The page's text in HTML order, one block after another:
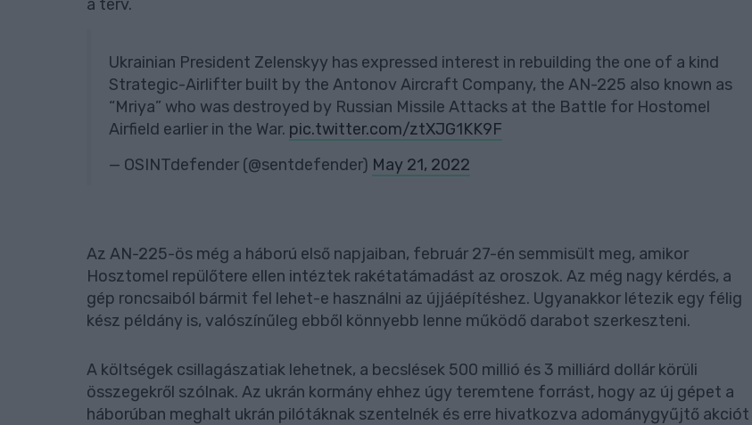
a terv.
Ukrainian President Zelenskyy has expressed interest in rebuilding the one of a kind
Strategic-Airlifter built by the Antonov Aircraft Company, the AN-225 also known as
“Mriya” who was destroyed by Russian Missile Attacks at the Battle for Hostomel
Airfield earlier in the War. pic.twitter.com/ztXJG1KK9F
— OSINTdefender (@sentdefender) May 21, 2022
Az AN-225-ös még a háború első napjaiban, február 27-én semmisült meg, amikor
Hosztomel repülőtere ellen intéztek rakétatámadást az oroszok. Az még nagy kérdés, a
gép roncsaiból bármit fel lehet-e használni az újjáépítéshez. Ugyanakkor létezik egy félig
kész példány is, valószínűleg ebből könnyebb lenne működő darabot szerkeszteni.
A költségek csillagászatiak lehetnek, a becslések 500 millió és 3 milliárd dollár körüli
összegekről szólnak. Az ukrán kormány ehhez úgy teremtene forrást, hogy az új gépet a
háborúban meghalt ukrán pilótáknak szentelnék és erre hivatkozva adománygyűjtő akciót